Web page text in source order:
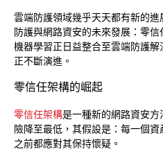
雲端防護領域幾乎天天都有新的
防護與網路資安的未來發展：零
機器學習正日益整合至雲端防護
正不斷演進。
零信任架構的崛起
零信任架構是一種新的網路資安
險降至最低，其假設是：每一個
之前都應對其保持懷疑。